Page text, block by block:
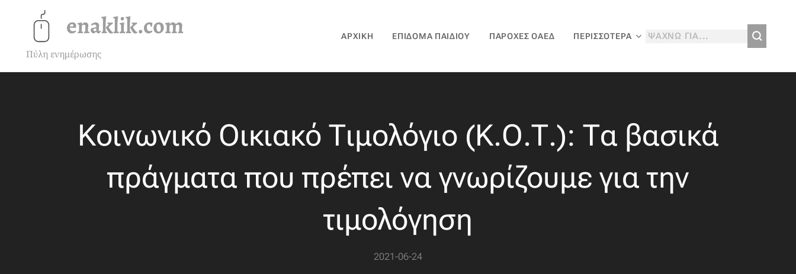
enaklik.com
Πύλη ενημέρωσης
ΑΡΧΙΚΉ ΕΠΊΔΟΜΑ ΠΑΙΔΙΟΎ ΠΑΡΟΧΈΣ ΟΑΕΔ ΠΕΡΙΣΣΌΤΕΡΑ
Κοινωνικό Οικιακό Τιμολόγιο (Κ.Ο.Τ.): Τα βασικά
πράγματα που πρέπει να γνωρίζουμε για την
τιμολόγηση
2021-06-24